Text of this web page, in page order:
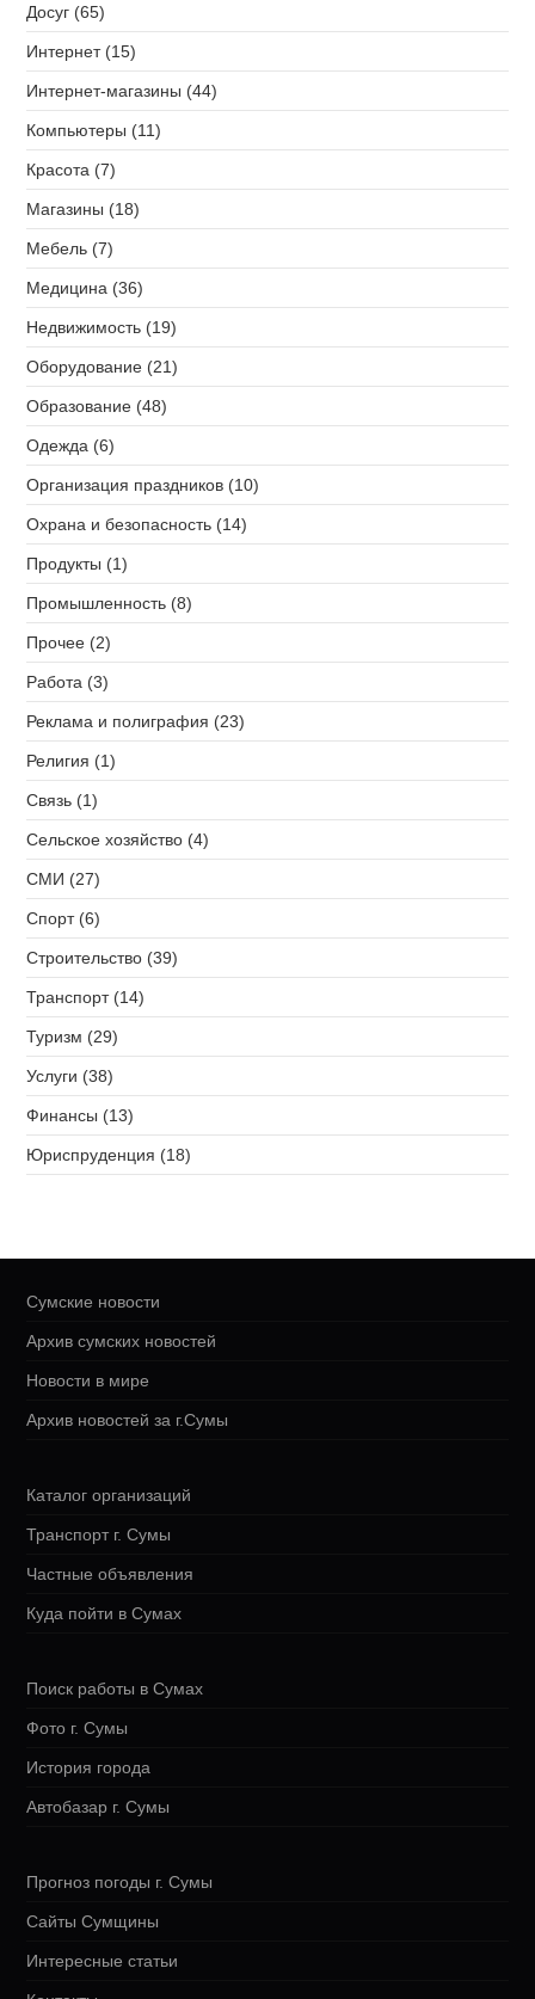
Досуг (65)
Интернет (15)
Интернет-магазины (44)
Компьютеры (11)
Красота (7)
Магазины (18)
Мебель (7)
Медицина (36)
Недвижимость (19)
Оборудование (21)
Образование (48)
Одежда (6)
Организация праздников (10)
Охрана и безопасность (14)
Продукты (1)
Промышленность (8)
Прочее (2)
Работа (3)
Реклама и полиграфия (23)
Религия (1)
Связь (1)
Сельское хозяйство (4)
СМИ (27)
Спорт (6)
Строительство (39)
Транспорт (14)
Туризм (29)
Услуги (38)
Финансы (13)
Юриспруденция (18)
Сумские новости
Архив сумских новостей
Новости в мире
Архив новостей за г.Сумы
Каталог организаций
Транспорт г. Сумы
Частные объявления
Куда пойти в Сумах
Поиск работы в Сумах
Фото г. Сумы
История города
Автобазар г. Сумы
Прогноз погоды г. Сумы
Сайты Сумщины
Интересные статьи